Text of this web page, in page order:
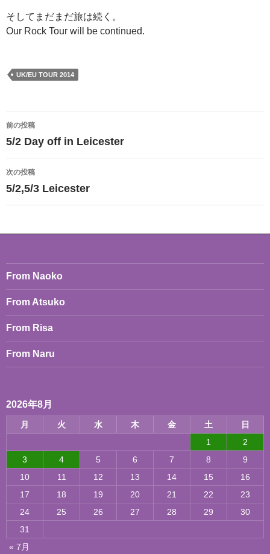
そしてまだまだ旅は続く。
Our Rock Tour will be continued.
UK/EU TOUR 2014
投
稿
ナ
ビ
ゲ
ョ
ン
前の投稿
5/2 Day off in Leicester
次の投稿
5/2,5/3 Leicester
From Naoko
From Atsuko
From Risa
From Naru
2026年8月
月 火 水 木 金 土
日
1
2
3
4 5 6 7 8
9
10
11 12 13 14 15
16
17
18 19 20 21 22
23
24
25 26 27 28 29
30
31
« 7月